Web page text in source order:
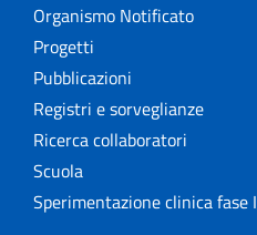
Organismo Notificato
Progetti
Pubblicazioni
Registri e sorveglianze
Ricerca collaboratori
Scuola
Sperimentazione clinica fase I